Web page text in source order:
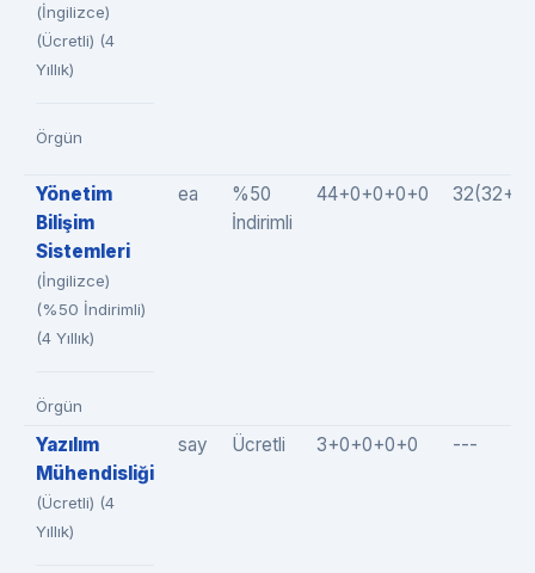
(İngilizce)
(Ücretli) (4
Yıllık)
Örgün
Yönetim
Bilişim
Sistemleri
(İngilizce)
(%50 İndirimli)
(4 Yıllık)
Örgün
ea
%50
İndirimli
44+0+0+0+0
Yazılım
Mühendisliği
(Ücretli) (4
Yıllık)
say Ücretli 3+0+0+0+0 ---